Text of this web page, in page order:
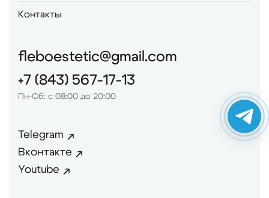
Контакты
fleboestetic@gmail.com
+7 (843) 567-17-13
Пн-Сб: с 08:00 до 20:00
Telegram
Вконтакте
Youtube